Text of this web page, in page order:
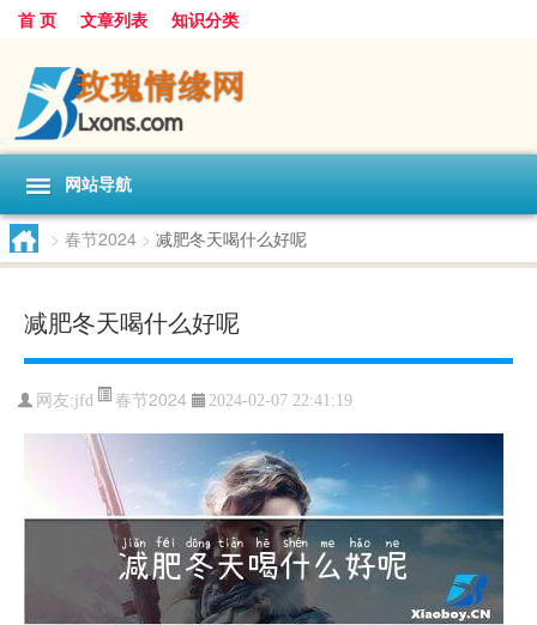
首 页 文章列表 知识分类
网站导航
> 春节2024 > 减肥冬天喝什么好呢
减肥冬天喝什么好呢
网友:jfd 春节2024 2024-02-07 22:41:19